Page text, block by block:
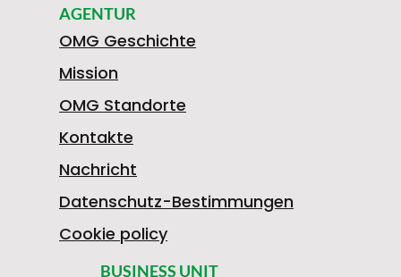
BUSINESS UNIT
AGENTUR
OMG Geschichte
Mission
OMG Standorte
Kontakte
Nachricht
Datenschutz-Bestimmungen
Cookie policy